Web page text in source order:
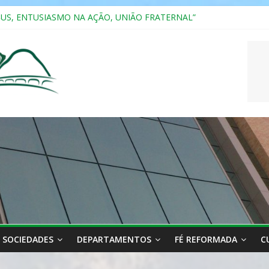
ENTUSIASMO NA AÇÃO, UNIÃO FRATERNAL”
Ensino e Relacionamento com Pessoas Atípicas
SOCIEDADES DEPARTAMENTOS FÉ REFORMADA